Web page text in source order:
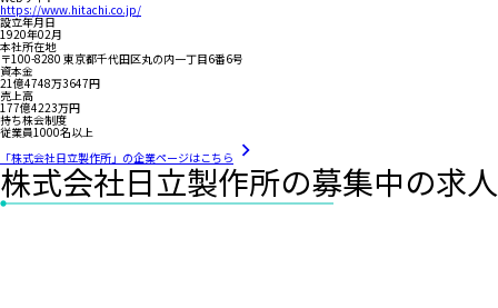
https://www.hitachi.co.jp/
設立年月日
1920年02月
本社所在地
〒100-8280 東京都千代田区丸の内一丁目6番6号
資本金
21億4748万3647円
売上高
177億4223万円
持ち株会制度
従業員1000名以上
「株式会社日立製作所」の企業ページはこちら
株式会社日立製作所の募集中の求人